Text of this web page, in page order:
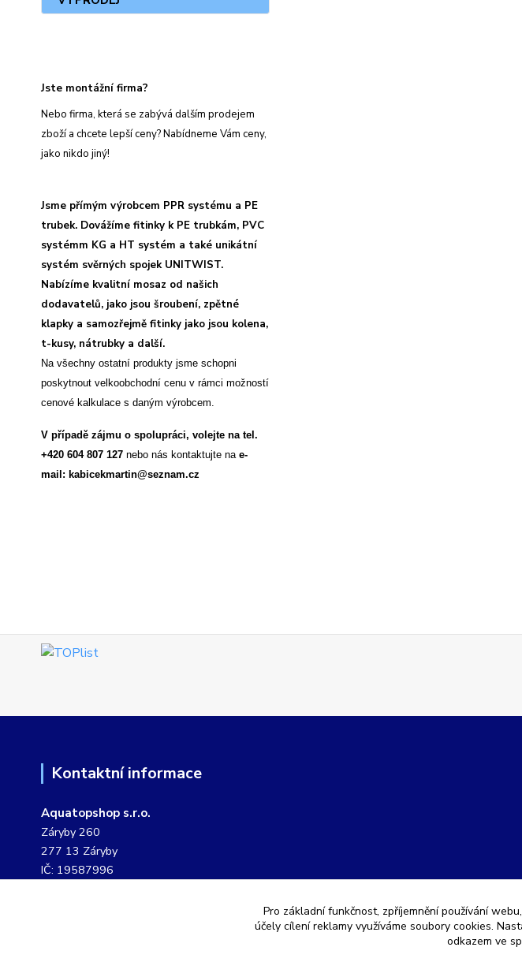
Jste montážní firma?
Nebo firma, která se zabývá dalším prodejem
zboží a chcete lepší ceny? Nabídneme Vám ceny,
jako nikdo jiný!
Jsme přímým výrobcem PPR systému a PE
trubek. Dovážíme fitinky k PE trubkám, PVC
systémm KG a HT systém a také unikátní
systém svěrných spojek UNITWIST.
Nabízíme kvalitní mosaz od našich
dodavatelů, jako jsou šroubení, zpětné
klapky a samozřejmě fitinky jako jsou kolena,
t-kusy, nátrubky a další.
Na všechny ostatní produkty jsme schopni
poskytnout velkoobchodní cenu v rámci možností
cenové kalkulace s daným výrobcem.
V případě zájmu o spolupráci, volejte na tel.
+420 604 807 127 nebo nás kontaktujte na e-
mail: kabicekmartin@seznam.cz
Kontaktní informace
Aquatopshop s.r.o.
Záryby 260
277 13 Záryby
IČ: 19587996
Pro základní funkčnost, zpříjemnění používání
účely cílení reklamy využíváme soubory cookies.
odkazem ve